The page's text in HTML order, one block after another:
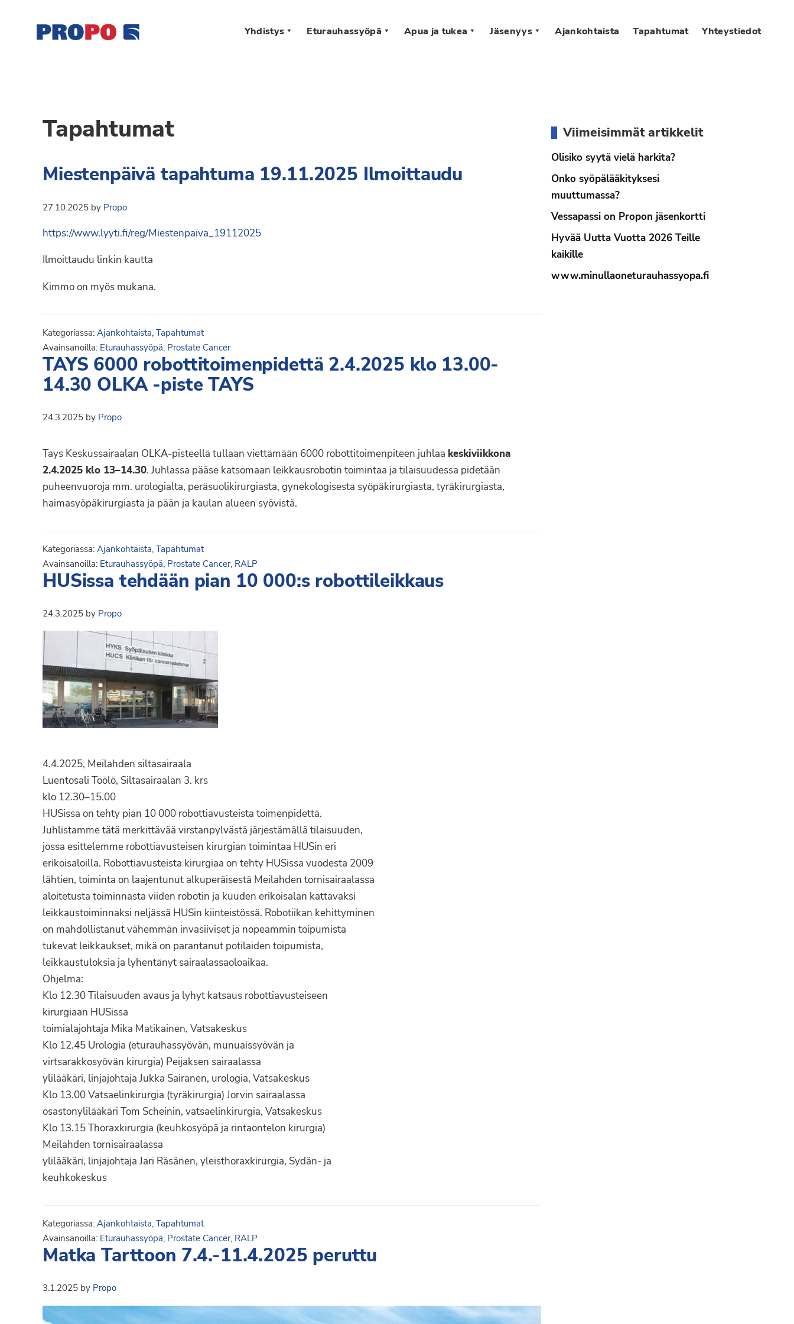
ensisijaiseen
valikkoon
pääsisältöön
ensisijaiseen
sivupalkkiin
alatunnisteeseen
Suomen
eturauhassyöpäyhdistys
Ry
potilasjärjestö,
joka
perustettu
1997.
on
Suomen
jäsenjärjestö.
Yhdistys Eturauhassyöpä Apua ja tukea Jäsenyys Ajankohtaista Tapahtumat Yhteystiedot
Tapahtumat
Miestenpäivä tapahtuma 19.11.2025 Ilmoittaudu
27.10.2025 by Propo
https://www.lyyti.fi/reg/Miestenpaiva_19112025
Ilmoittaudu linkin kautta
Kimmo on myös mukana.
Kategoriassa:Ajankohtaista,Tapahtumat
Avainsanoilla: Eturauhassyöpä, Prostate Cancer
TAYS 6000 robottitoimenpidettä 2.4.2025 klo 13.00-
14.30 OLKA -piste TAYS
24.3.2025 by Propo
Tays Keskussairaalan OLKA-pisteellä tullaan viettämään 6000 robottitoimenpiteen juhlaa keskiviikkona
2.4.2025 klo 13–14.30. Juhlassa pääse katsomaan leikkausrobotin toimintaa ja tilaisuudessa pidetään
puheenvuoroja mm. urologialta, peräsuolikirurgiasta, gynekologisesta syöpäkirurgiasta, tyräkirurgiasta,
haimasyöpäkirurgiasta ja pään ja kaulan alueen syövistä.
Kategoriassa:Ajankohtaista,Tapahtumat
Avainsanoilla: Eturauhassyöpä, Prostate Cancer, RALP
HUSissa tehdään pian 10 000:s robottileikkaus
24.3.2025 by Propo
4.4.2025, Meilahden siltasairaala
Luentosali Töölö, Siltasairaalan 3. krs
klo 12.30–15.00
HUSissa on tehty pian 10 000 robottiavusteista toimenpidettä.
Juhlistamme tätä merkittävää virstanpylvästä järjestämällä tilaisuuden,
jossa esittelemme robottiavusteisen kirurgian toimintaa HUSin eri
erikoisaloilla. Robottiavusteista kirurgiaa on tehty HUSissa vuodesta 2009
lähtien, toiminta on laajentunut alkuperäisestä Meilahden tornisairaalassa
aloitetusta toiminnasta viiden robotin ja kuuden erikoisalan kattavaksi
leikkaustoiminnaksi neljässä HUSin kiinteistössä. Robotiikan kehittyminen
on mahdollistanut vähemmän invasiiviset ja nopeammin toipumista
tukevat leikkaukset, mikä on parantanut potilaiden toipumista,
leikkaustuloksia ja lyhentänyt sairaalassaoloaikaa.
Ohjelma:
Klo 12.30 Tilaisuuden avaus ja lyhyt katsaus robottiavusteiseen
kirurgiaan HUSissa
toimialajohtaja Mika Matikainen, Vatsakeskus
Klo 12.45 Urologia (eturauhassyövän, munuaissyövän ja
virtsarakkosyövän kirurgia) Peijaksen sairaalassa
ylilääkäri, linjajohtaja Jukka Sairanen, urologia, Vatsakeskus
Klo 13.00 Vatsaelinkirurgia (tyräkirurgia) Jorvin sairaalassa
osastonylilääkäri Tom Scheinin, vatsaelinkirurgia, Vatsakeskus
Klo 13.15 Thoraxkirurgia (keuhkosyöpä ja rintaontelon kirurgia)
Meilahden tornisairaalassa
ylilääkäri, linjajohtaja Jari Räsänen, yleisthoraxkirurgia, Sydän- ja
keuhkokeskus
Kategoriassa:Ajankohtaista,Tapahtumat
Avainsanoilla: Eturauhassyöpä, Prostate Cancer, RALP
Matka Tarttoon 7.4.-11.4.2025 peruttu
3.1.2025 by Propo
sivupalkki
Viimeisimmät artikkelit
Olisiko syytä vielä harkita?
Onko syöpälääkityksesi
muuttumassa?
Vessapassi on Propon jäsenkortti
Hyvää Uutta Vuotta 2026 Teille
kaikille
www.minullaoneturauhassyopa.fi